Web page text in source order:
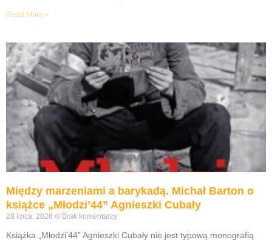
Read More »
Między marzeniami a barykadą. Michał Barton o
książce „Młodzi’44” Agnieszki Cubały
28 lipca, 2026 Brak komentarzy
Książka „Młodzi’44” Agnieszki Cubały nie jest typową monografią